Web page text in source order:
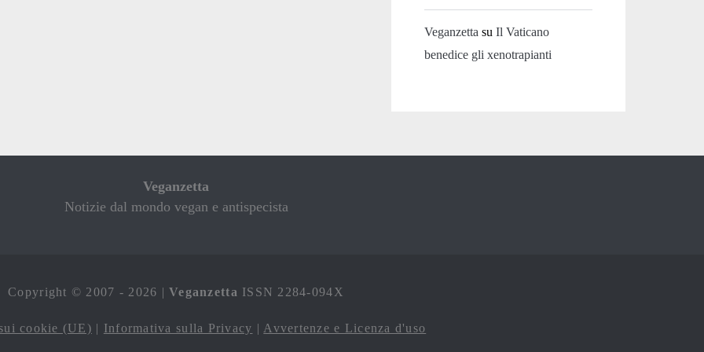
Veganzetta suIl Vaticano
benedice gli xenotrapianti
Veganzetta
Notizie dal mondo vegan e antispecista
Copyright © 2007 - 2026 |Veganzetta ISSN 2284-094X
cookie (UE) | Informativa sulla Privacy | Avvertenze e Licenza d'uso